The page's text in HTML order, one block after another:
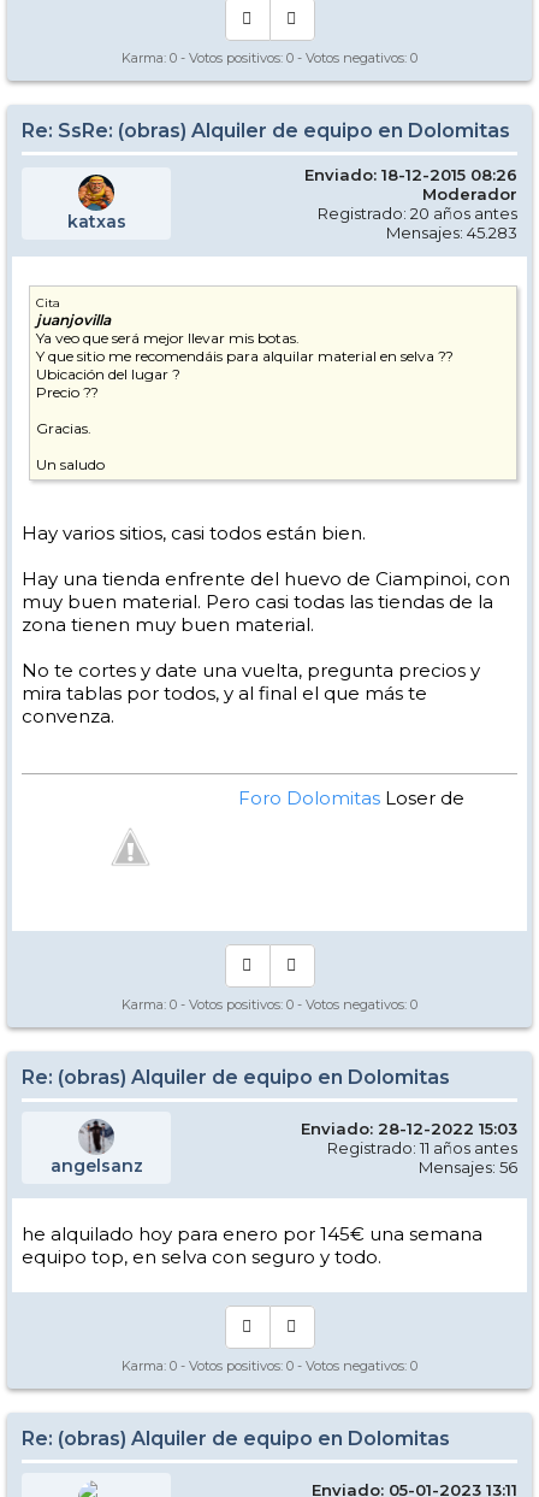
Karma: 0 - Votos positivos: 0 - Votos negativos: 0
Re: SsRe: (obras) Alquiler de equipo en Dolomitas
katxas
Enviado: 18-12-2015 08:26
Moderador
Registrado: 20 años antes
Mensajes: 45.283
Cita
juanjovilla
Ya veo que será mejor llevar mis botas.
Y que sitio me recomendáis para alquilar material en selva ??
Ubicación del lugar ?
Precio ??
Gracias.
Un saludo
Hay varios sitios, casi todos están bien.
Hay una tienda enfrente del huevo de Ciampinoi, con
muy buen material. Pero casi todas las tiendas de la
zona tienen muy buen material.
No te cortes y date una vuelta, pregunta precios y
mira tablas por todos, y al final el que más te
convenza.
Foro DolomitasLoser de
Karma: 0 - Votos positivos: 0 - Votos negativos: 0
Re: (obras) Alquiler de equipo en Dolomitas
angelsanz
Enviado: 28-12-2022 15:03
Registrado: 11 años antes
Mensajes: 56
he alquilado hoy para enero por 145€ una semana
equipo top, en selva con seguro y todo.
Karma: 0 - Votos positivos: 0 - Votos negativos: 0
Re: (obras) Alquiler de equipo en Dolomitas
Enviado: 05-01-2023 13:11